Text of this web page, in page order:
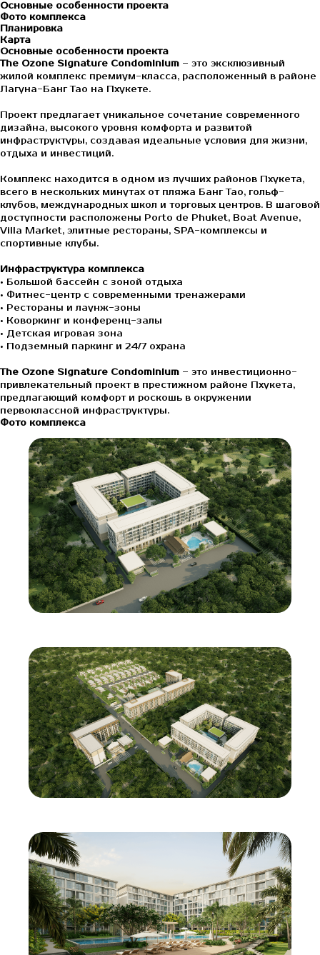
Основные особенности проекта
Фото комплекса
Планировка
Карта
Основные особенности проекта
The Ozone Signature Condominium – это эксклюзивный
жилой комплекс премиум-класса, расположенный в районе
Лагуна-Банг Тао на Пхукете.
Проект предлагает уникальное сочетание современного
дизайна, высокого уровня комфорта и развитой
инфраструктуры, создавая идеальные условия для жизни,
отдыха и инвестиций.
Комплекс находится в одном из лучших районов Пхукета,
всего в нескольких минутах от пляжа Банг Тао, гольф-
клубов, международных школ и торговых центров. В шаговой
доступности расположены Porto de Phuket, Boat Avenue,
Villa Market, элитные рестораны, SPA-комплексы и
спортивные клубы.
Инфраструктура комплекса
• Большой бассейн с зоной отдыха
• Фитнес-центр с современными тренажерами
• Рестораны и лаунж-зоны
• Коворкинг и конференц-залы
• Детская игровая зона
• Подземный паркинг и 24/7 охрана
The Ozone Signature Condominium – это инвестиционно-
привлекательный проект в престижном районе Пхукета,
предлагающий комфорт и роскошь в окружении
первоклассной инфраструктуры.
Фото комплекса